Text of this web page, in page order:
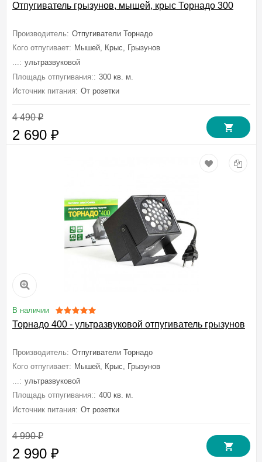
Отпугиватель грызунов, мышей, крыс Торнадо 300
Производитель: Отпугиватели Торнадо
Кого отпугивает: Мышей, Крыс, Грызунов
...: ультразвуковой
Площадь отпугивания:: 300 кв. м.
Источник питания: От розетки
4 490₽
2 690 ₽
В наличии
Торнадо 400 - ультразвуковой отпугиватель грызунов
Производитель: Отпугиватели Торнадо
Кого отпугивает: Мышей, Крыс, Грызунов
...: ультразвуковой
Площадь отпугивания:: 400 кв. м.
Источник питания: От розетки
4 990₽
2 990 ₽